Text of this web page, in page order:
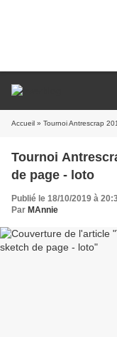
Accueil » Tournoi Antrescrap
Tournoi
de page - loto
Publié le 18/10/2019 à
Par MAnnie